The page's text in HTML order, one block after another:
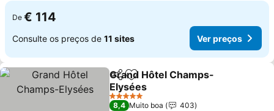
De € 114
Consulte os preços de 11 sites Ver preços
PartilharAdicionar aos favoritos
Grand Hôtel Champs-
Elysées
5 Estrelas
8,4 Muito boa
403